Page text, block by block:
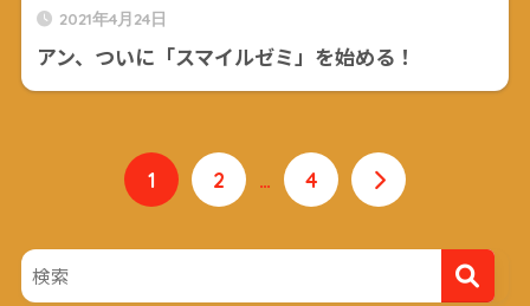
2021年4月24日
アン、ついに「スマイルゼミ」を始める！
1 2 … 4